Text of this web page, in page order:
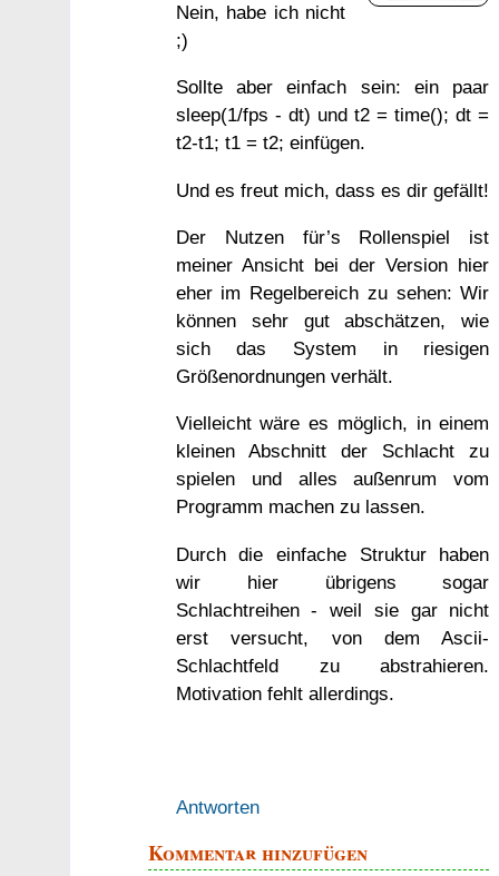
Nein, habe ich nicht
;)
Sollte aber einfach sein: ein paar
sleep(1/fps - dt) und t2 = time(); dt =
t2-t1; t1 = t2; einfügen.
Und es freut mich, dass es dir gefällt!
Der Nutzen für’s Rollenspiel ist
meiner Ansicht bei der Version hier
eher im Regelbereich zu sehen: Wir
können sehr gut abschätzen, wie
sich das System in riesigen
Größenordnungen verhält.
Vielleicht wäre es möglich, in einem
kleinen Abschnitt der Schlacht zu
spielen und alles außenrum vom
Programm machen zu lassen.
Durch die einfache Struktur haben
wir hier übrigens sogar
Schlachtreihen - weil sie gar nicht
erst versucht, von dem Ascii-
Schlachtfeld zu abstrahieren.
Motivation fehlt allerdings.
Antworten
Kommentar hinzufügen